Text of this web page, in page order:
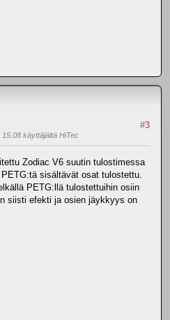
#3
käyttäjältä HiTec
Zodiac V6 suutin tulostimessa
sisältävät osat tulostettu.
PETG:llä tulostettuihin osiin
siisti efekti ja osien jäykkyys on